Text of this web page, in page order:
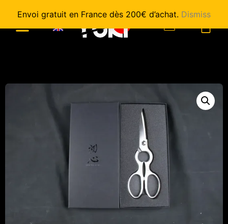
Envoi gratuit en France dès 200€ d’achat. Dismiss